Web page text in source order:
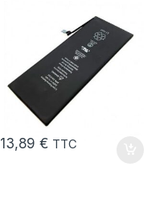
13,89€ TTC